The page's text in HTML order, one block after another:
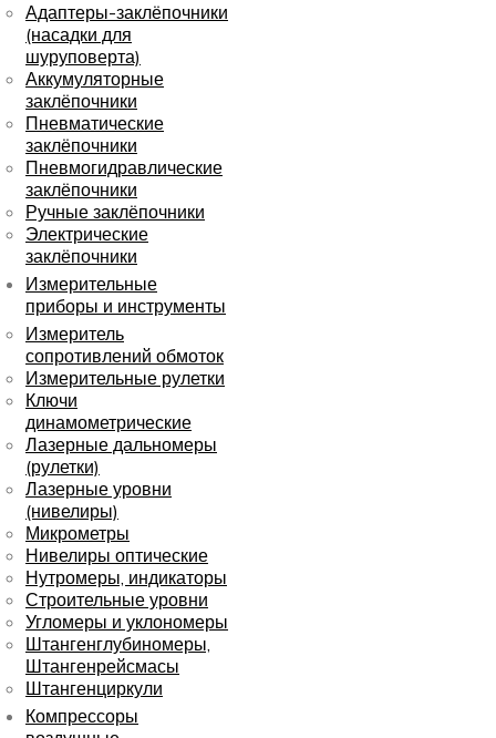
Адаптеры-заклёпочники
(насадки для
шуруповерта)
Аккумуляторные
заклёпочники
Пневматические
заклёпочники
Пневмогидравлические
заклёпочники
Ручные заклёпочники
Электрические
заклёпочники
Измерительные
приборы и инструменты
Измеритель
сопротивлений обмоток
Измерительные рулетки
Ключи
динамометрические
Лазерные дальномеры
(рулетки)
Лазерные уровни
(нивелиры)
Микрометры
Нивелиры оптические
Нутромеры, индикаторы
Строительные уровни
Угломеры и уклономеры
Штангенглубиномеры,
Штангенрейсмасы
Штангенциркули
Компрессоры